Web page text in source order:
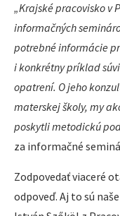
„Krajské pracovisko v
informačných
potrebné informácie
i konkrétny príklad
opatrení. O jeho
materskej školy, my
poskytli metodickú
za informačné
Zodpovedať viaceré
odpoveď. Aj to sú